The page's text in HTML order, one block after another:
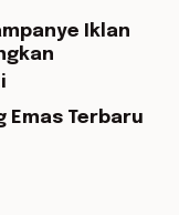
Iklan
Emas Terbaru